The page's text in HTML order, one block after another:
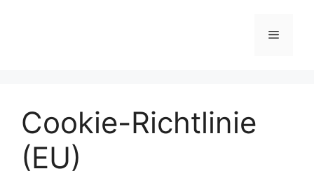
Menü
Cookie-Richtlinie
(EU)